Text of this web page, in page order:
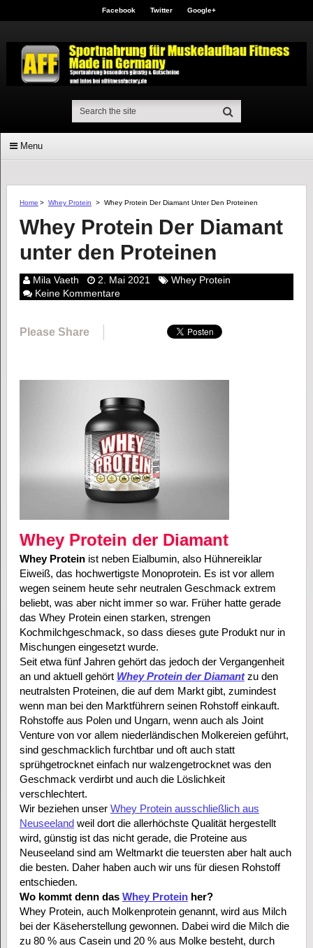
Facebook Twitter Google+
Menu
Home > Whey Protein > Whey Protein Der Diamant Unter Den Proteinen
Whey Protein Der Diamant
unter den Proteinen
Mila Vaeth 2. Mai 2021
Whey Protein
Keine Kommentare
Please Share
Whey Protein der Diamant
Whey Proteinist neben Eialbumin, also Hühnereiklar
Eiweiß, das hochwertigste Monoprotein. Es ist vor allem
wegen seinem heute sehr neutralen Geschmack extrem
beliebt, was aber nicht immer so war. Früher hatte gerade
das Whey Protein einen starken, strengen
Kochmilchgeschmack, so dass dieses gute Produkt nur in
Mischungen eingesetzt wurde.
Seit etwa fünf Jahren gehört das jedoch der Vergangenheit
an und aktuell gehört Whey Protein der Diamantzu den
neutralsten Proteinen, die auf dem Markt gibt, zumindest
wenn man bei den Marktführern seinen Rohstoff einkauft.
Rohstoffe aus Polen und Ungarn, wenn auch als Joint
Venture von vor allem niederländischen Molkereien geführt,
sind geschmacklich furchtbar und oft auch statt
sprühgetrocknet einfach nur walzengetrocknet was den
Geschmack verdirbt und auch die Löslichkeit
verschlechtert.
Wir beziehen unser Whey Protein ausschließlich aus
Neuseelandweil dort die allerhöchste Qualität hergestellt
wird, günstig ist das nicht gerade, die Proteine aus
Neuseeland sind am Weltmarkt die teuersten aber halt auch
die besten. Daher haben auch wir uns für diesen Rohstoff
entschieden.
Wo kommt denn das Whey Proteinher?
Whey Protein, auch Molkenprotein genannt, wird aus Milch
bei der Käseherstellung gewonnen. Dabei wird die Milch die
zu 80 % aus Casein und 20 % aus Molke besteht, durch